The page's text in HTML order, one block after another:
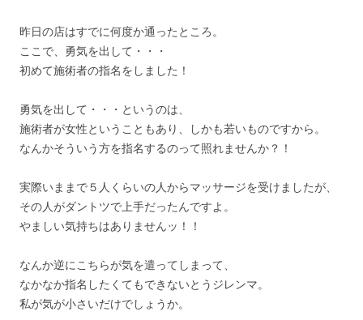
昨日の店はすでに何度か通ったところ。
ここで、勇気を出して・・・
初めて施術者の指名をしました！
勇気を出して・・・というのは、
施術者が女性ということもあり、しかも若いものですから。
なんかそういう方を指名するのって照れませんか？！
実際いままで５人くらいの人からマッサージを受けましたが、
その人がダントツで上手だったんですよ。
やましい気持ちはありませんッ！！
なんか逆にこちらが気を遣ってしまって、
なかなか指名したくてもできないとうジレンマ。
私が気が小さいだけでしょうか。